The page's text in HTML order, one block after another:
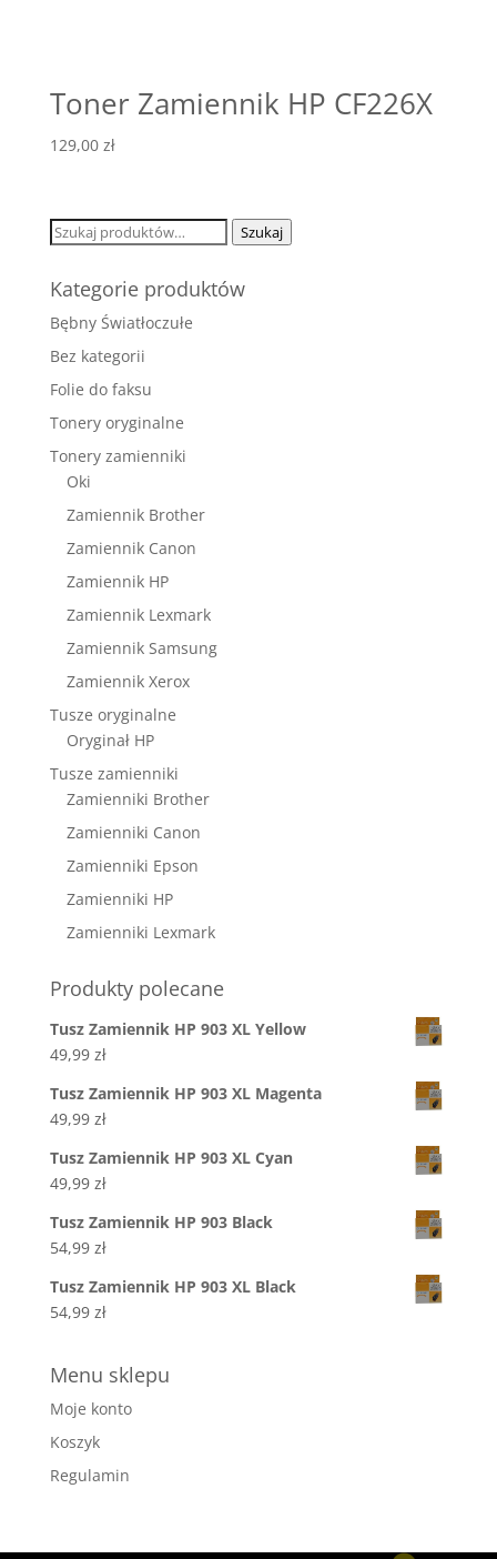
Toner Zamiennik HP CF226X
129,00 zł
Szukaj: Szukaj
Kategorie produktów
Bębny Światłoczułe
Bez kategorii
Folie do faksu
Tonery oryginalne
Tonery zamienniki
Oki
Zamiennik Brother
Zamiennik Canon
Zamiennik HP
Zamiennik Lexmark
Zamiennik Samsung
Zamiennik Xerox
Tusze oryginalne
Oryginał HP
Tusze zamienniki
Zamienniki Brother
Zamienniki Canon
Zamienniki Epson
Zamienniki HP
Zamienniki Lexmark
Produkty polecane
Tusz Zamiennik HP 903 XL Yellow
49,99 zł
Tusz Zamiennik HP 903 XL Magenta
49,99 zł
Tusz Zamiennik HP 903 XL Cyan
49,99 zł
Tusz Zamiennik HP 903 Black
54,99 zł
Tusz Zamiennik HP 903 XL Black
54,99 zł
Menu sklepu
Moje konto
Koszyk
Regulamin